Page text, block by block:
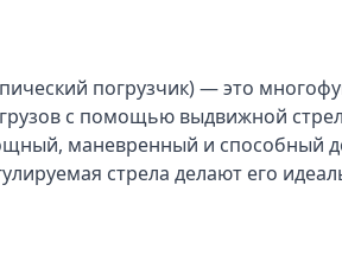
погрузчик) — это
с помощью выдвижной
маневренный и способный
стрела делают его